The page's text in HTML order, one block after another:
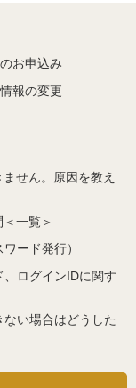
お申込み
報の変更
せん。原因を教え
一覧＞
ード発行）
ログインIDに関す
い場合はどうした